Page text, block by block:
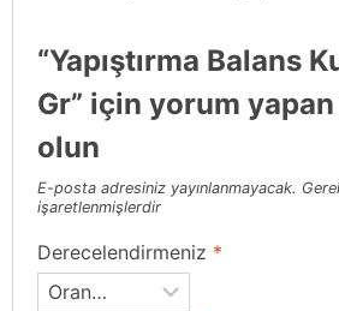
“Yapıştırma Balans
Gr” için yorum
olun
E-posta adresiniz yayınlanmayacak.
işaretlenmişlerdir
Derecelendirmeniz *